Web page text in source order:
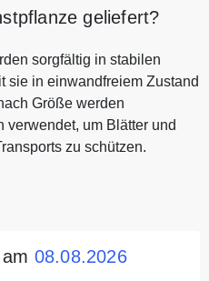
geliefert?
sorgfältig in stabilen
sie in einwandfreiem Zustand
Größe werden
verwendet, um Blätter und
zu schützen.
08.08.2026